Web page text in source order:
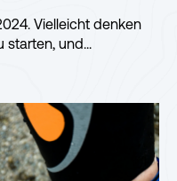
Vielleicht denken
starten, und...